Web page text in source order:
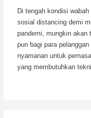
Di tengah kondisi
sosial distancing demi
pandemi, mungkin akan
pun bagi para
nyamanan untuk
yang membutuhkan